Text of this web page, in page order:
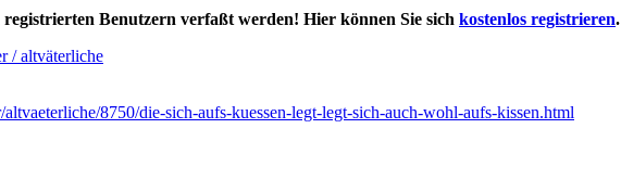
Benutzern verfaßt werden! Hier können Sie sich kostenlos registrieren.
/ altväterliche
8750/die-sich-aufs-kuessen-legt-legt-sich-auch-wohl-aufs-kissen.html